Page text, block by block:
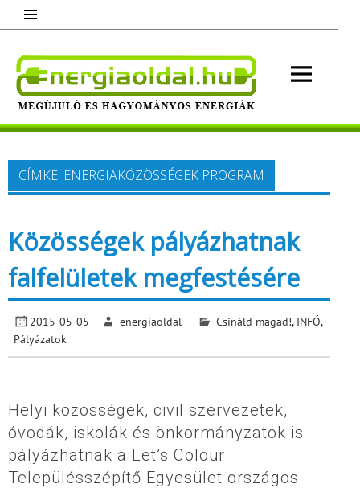
content
Megújuló és hagyományos energiák.
Minden, ami energia!
CÍMKE: ENERGIAKÖZÖSSÉGEK PROGRAM
Közösségek pályázhatnak
falfelületek megfestésére
2015-05-05 energiaoldal Csináld magad!, INFÓ,
Pályázatok
Helyi közösségek, civil szervezetek,
óvodák, iskolák és önkormányzatok is
pályázhatnak a Let’s Colour
Településszépítő Egyesület országos